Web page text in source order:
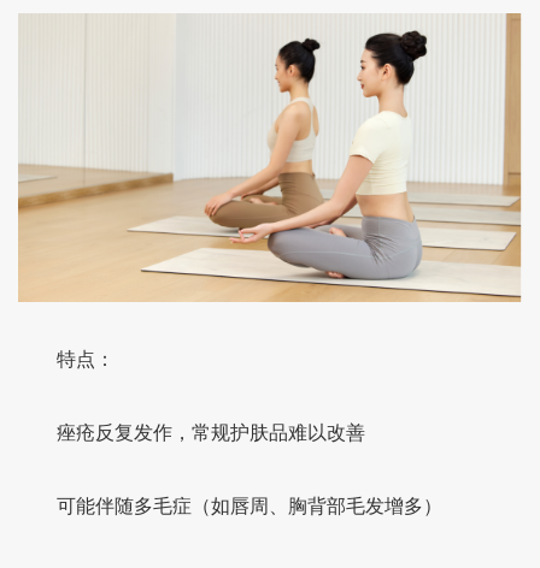
特点：
痤疮反复发作，常规护肤品难以改善
可能伴随多毛症（如唇周、胸背部毛发增多）